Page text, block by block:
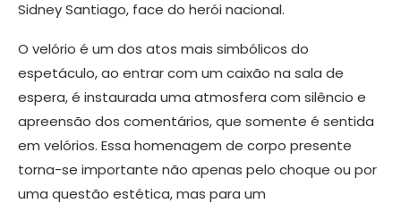
Sidney Santiago, face do herói nacional.
O velório é um dos atos mais simbólicos do
espetáculo, ao entrar com um caixão na sala de
espera, é instaurada uma atmosfera com silêncio e
apreensão dos comentários, que somente é sentida
em velórios. Essa homenagem de corpo presente
torna-se importante não apenas pelo choque ou por
uma questão estética, mas para um